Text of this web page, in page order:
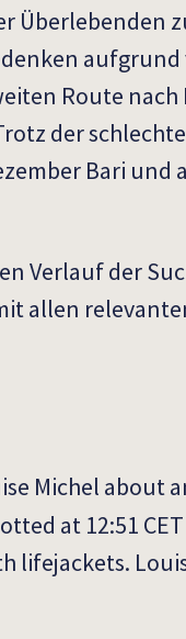
Überlebenden
aufgrund
Route
der
Bari und
Verlauf der
allen
Michel about
at 12:51
lifejackets.